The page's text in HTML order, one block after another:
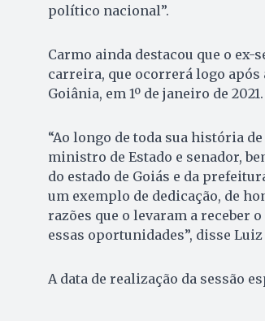
político nacional”.
Carmo ainda destacou que o
carreira, que ocorrerá logo
Goiânia, em 1º de janeiro de 2021.
“Ao longo de toda sua história
ministro de Estado e senador,
do estado de Goiás e da
um exemplo de dedicação, de
razões que o levaram a receber
essas oportunidades”, disse Luiz
A data de realização da sessão